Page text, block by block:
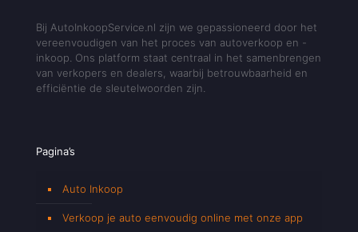
Bij AutoInkoopService.nl zijn we gepassioneerd door het
vereenvoudigen van het proces van autoverkoop en -
inkoop. Ons platform staat centraal in het samenbrengen
van verkopers en dealers, waarbij betrouwbaarheid en
efficiëntie de sleutelwoorden zijn.
Pagina’s
Auto Inkoop
Verkoop je auto eenvoudig online met onze app